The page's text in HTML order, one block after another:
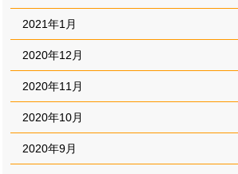
2021年1月
2020年12月
2020年11月
2020年10月
2020年9月